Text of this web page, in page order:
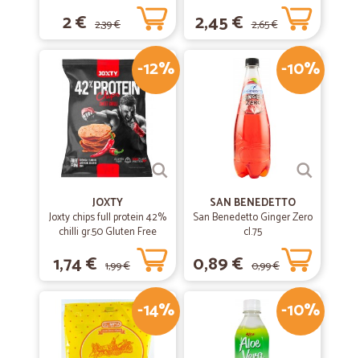
2 € 2,39 € 2,45 € 2,65 €
-12%
JOXTY
Joxty chips full protein 42%
chilli gr.50 Gluten Free
1,74 € 1,99 €
-10%
SAN BENEDETTO
San Benedetto Ginger Zero
cl.75
0,89 € 0,99 €
-14% -10%